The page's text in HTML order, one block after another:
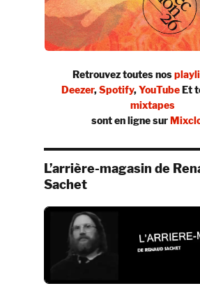
Retrouvez toutes nos
Deezer,Spotify,YouTubeEt
mixtapes
sont en ligne sur
L’arrière-magasin de
Sachet